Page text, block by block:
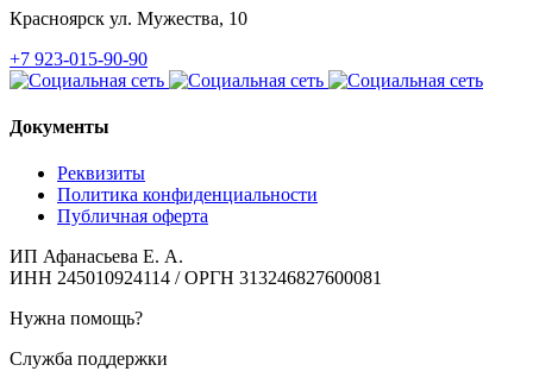
Красноярск ул. Мужества, 10
+7 923-015-90-90
Документы
Реквизиты
Политика конфиденциальности
Публичная оферта
ИП Афанасьева Е. А.
ИНН 245010924114 / ОРГН 313246827600081
Нужна помощь?
Служба поддержки